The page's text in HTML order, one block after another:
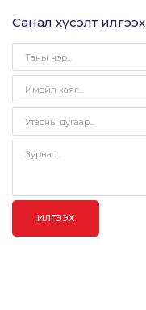
Санал хүсэлт илгээх
ИЛГЭЭХ